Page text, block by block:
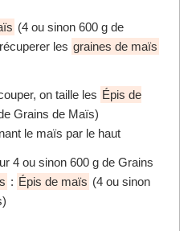
(4 ou sinon 600 g de
les graines de maïs
on taille les Épis de
Grains de Maïs)
le maïs par le haut
4 ou sinon 600 g de Grains
: Épis de maïs (4 ou sinon